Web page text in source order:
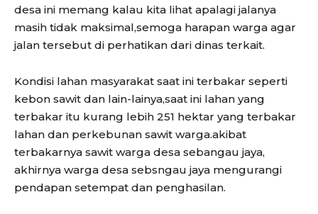
desa ini memang kalau kita lihat apalagi jalanya
masih tidak maksimal,semoga harapan warga agar
jalan tersebut di perhatikan dari dinas terkait.
Kondisi lahan masyarakat saat ini terbakar seperti
kebon sawit dan lain-lainya,saat ini lahan yang
terbakar itu kurang lebih 251 hektar yang terbakar
lahan dan perkebunan sawit warga.akibat
terbakarnya sawit warga desa sebangau jaya,
akhirnya warga desa sebsngau jaya mengurangi
pendapan setempat dan penghasilan.